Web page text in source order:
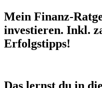
Mein Finanz-
investieren. Inkl.
Erfolgstipps!